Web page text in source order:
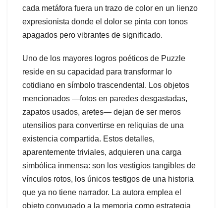
cada metáfora fuera un trazo de color en un lienzo
expresionista donde el dolor se pinta con tonos
apagados pero vibrantes de significado.
Uno de los mayores logros poéticos de Puzzle
reside en su capacidad para transformar lo
cotidiano en símbolo trascendental. Los objetos
mencionados —fotos en paredes desgastadas,
zapatos usados, aretes— dejan de ser meros
utensilios para convertirse en reliquias de una
existencia compartida. Estos detalles,
aparentemente triviales, adquieren una carga
simbólica inmensa: son los vestigios tangibles de
vínculos rotos, los únicos testigos de una historia
que ya no tiene narrador. La autora emplea el
objeto conyugado a la memoria como estrategia